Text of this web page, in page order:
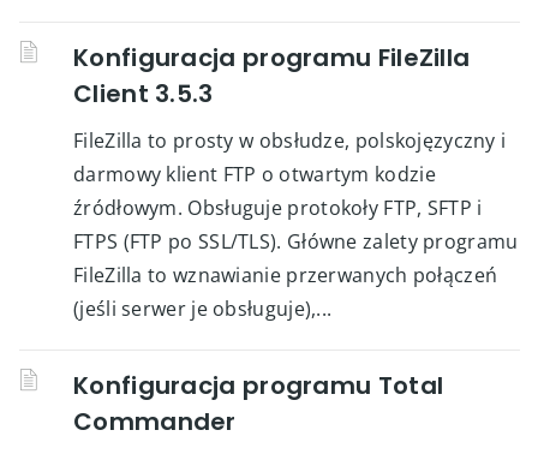
Konfiguracja programu FileZilla
Client 3.5.3
FileZilla to prosty w obsłudze, polskojęzyczny i
darmowy klient FTP o otwartym kodzie
źródłowym. Obsługuje protokoły FTP, SFTP i
FTPS (FTP po SSL/TLS). Główne zalety programu
FileZilla to wznawianie przerwanych połączeń
(jeśli serwer je obsługuje),...
Konfiguracja programu Total
Commander